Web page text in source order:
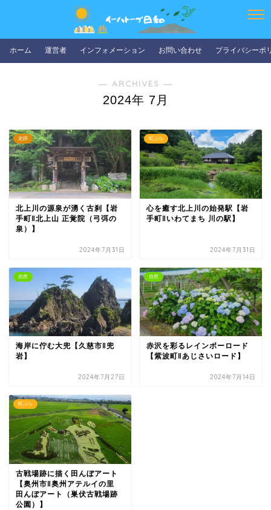
ホーム 運営者 インフォメーション お問い合わせ プライバシーポ
― ARCHIVES ―
2024年 7月
史跡
北上川の源泉が湧く古刹【岩
手町‖北上山 正覚院（弓弭の
泉）】
2024年7月31日
町ぶら
心を癒す北上川の始発駅【岩
手町‖いわてまち 川の駅】
2024年7月31日
自然
海岸に佇む大兜【久慈市‖兜
岩】
2024年7月27日
自然
赤沢を彩るレインボーロード
【紫波町‖あじさいロード】
2024年7月14日
町ぶら
古戦場跡に描く田んぼアート
【奥州市‖奥州アテルイの里
田んぼアート（巣伏古戦場跡
公園）】